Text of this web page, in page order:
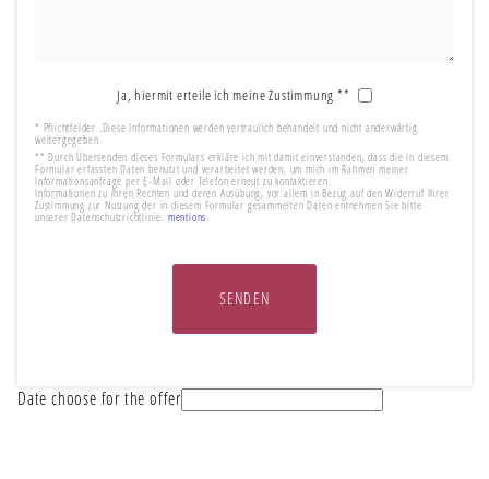
Ja, hiermit erteile ich meine Zustimmung **
* Pflichtfelder .Diese Informationen werden vertraulich behandelt und nicht anderwärtig
weitergegeben
** Durch Übersenden dieses Formulars erkläre ich mit damit einverstanden, dass die in diesem
Formular erfassten Daten benutzt und verarbeitet werden, um mich im Rahmen meiner
Informationsanfrage per E-Mail oder Telefon erneut zu kontaktieren.
Informationen zu Ihren Rechten und deren Ausübung, vor allem in Bezug auf den Widerruf Ihrer
Zustimmung zur Nutzung der in diesem Formular gesammelten Daten entnehmen Sie bitte
unserer Datenschutzrichtlinie. mentions
SENDEN
Date choose for the offer